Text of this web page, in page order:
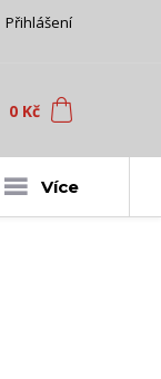
Přihlášení
0 Kč
Více